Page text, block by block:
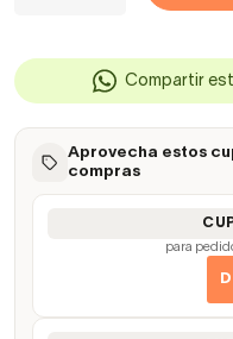
Compartir
Aprovecha estos
compras
para